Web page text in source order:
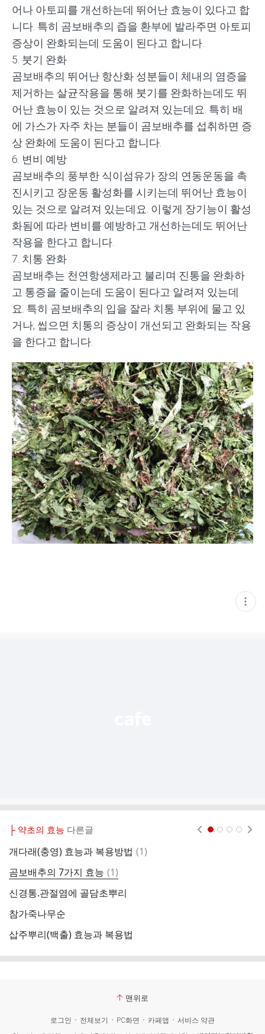
어나 아토피를 개선하는데 뛰어난 효능이 있다고 합
니다 특히 곰보배추의 즙을 환부에 발라주면 아토피
증상이 완화되는데 도움이 된다고 합니다
5. 붓기 완화
곰보배추의 뛰어난 항산화 성분들이 체내의 염증을
제거하는 살균작용을 통해 붓기를 완화하는데도 뛰
어난 효능이 있는 것으로 알려져 있는데요 특히 배
에 가스가 자주 차는 분들이 곰보배추를 섭취하면 증
상 완화에 도움이 된다고 합니다
6. 변비 예방
곰보배추의 풍부한 식이섬유가 장의 연동운동을 촉
진시키고 장운동 활성화를 시키는데 뛰어난 효능이
있는 것으로 알려져 있는데요 이렇게 장기능이 활성
화됨에 따라 변비를 예방하고 개선하는데도 뛰어난
작용을 한다고 합니다
7. 치통 완화
곰보배추는 천연항생제라고 불리며 진통을 완화하
고 통증을 줄이는데 도움이 된다고 알려져 있는데
요 특히 곰보배추의 입을 잘라 치통 부위에 물고 있
거나, 씹으면 치통의 증상이 개선되고 완화되는 작용
을 한다고 합니다
현
재
├ 약초의 효능 다른글
개다래(충영) 효능과 복용방법 댓
(1)
곰보배추의 7가지 효능 댓
글
(1)
신경통.관절염에 골담초뿌리
참가죽나무순
삽주뿌리(백출) 효능과 복용법
맨위로
로그인 전체보기 PC화면 카페앱
서비스 약관